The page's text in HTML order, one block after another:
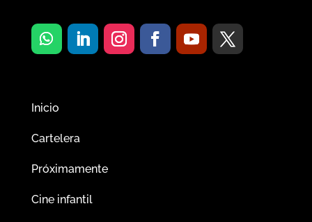
Inicio
Cartelera
Próximamente
Cine infantil